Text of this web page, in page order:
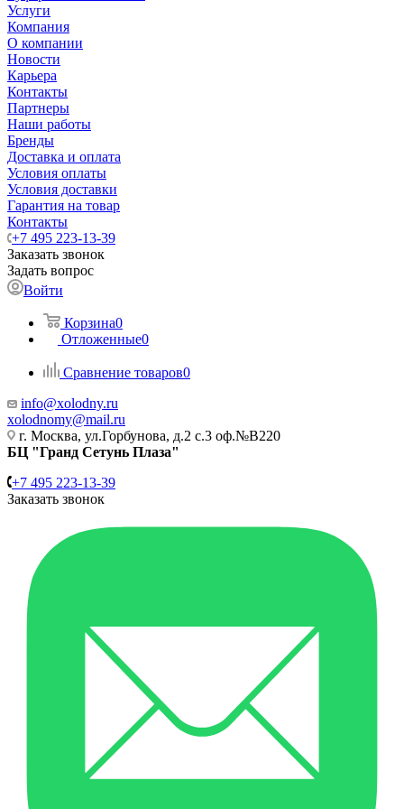
Услуги
Компания
О компании
Новости
Карьера
Контакты
Партнеры
Наши работы
Бренды
Доставка и оплата
Условия оплаты
Условия доставки
Гарантия на товар
Контакты
+7 495 223-13-39
Заказать звонок
Задать вопрос
Войти
Корзина0
Отложенные0
Сравнение товаров0
info@xolodny.ru
xolodnomy@mail.ru
г. Москва, ул.Горбунова, д.2 с.3 оф.№В220
БЦ "Гранд Сетунь Плаза"
+7 495 223-13-39
Заказать звонок